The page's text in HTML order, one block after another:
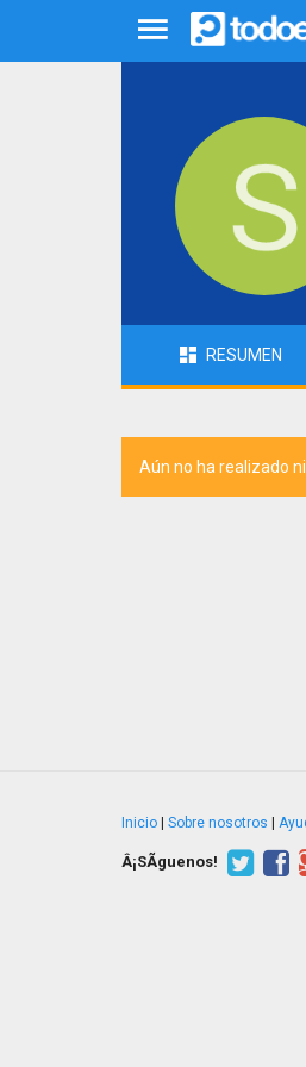
RESUMEN
Aún no ha realizado
Inicio Sobre nosotros
Â¡SÃ­guenos!